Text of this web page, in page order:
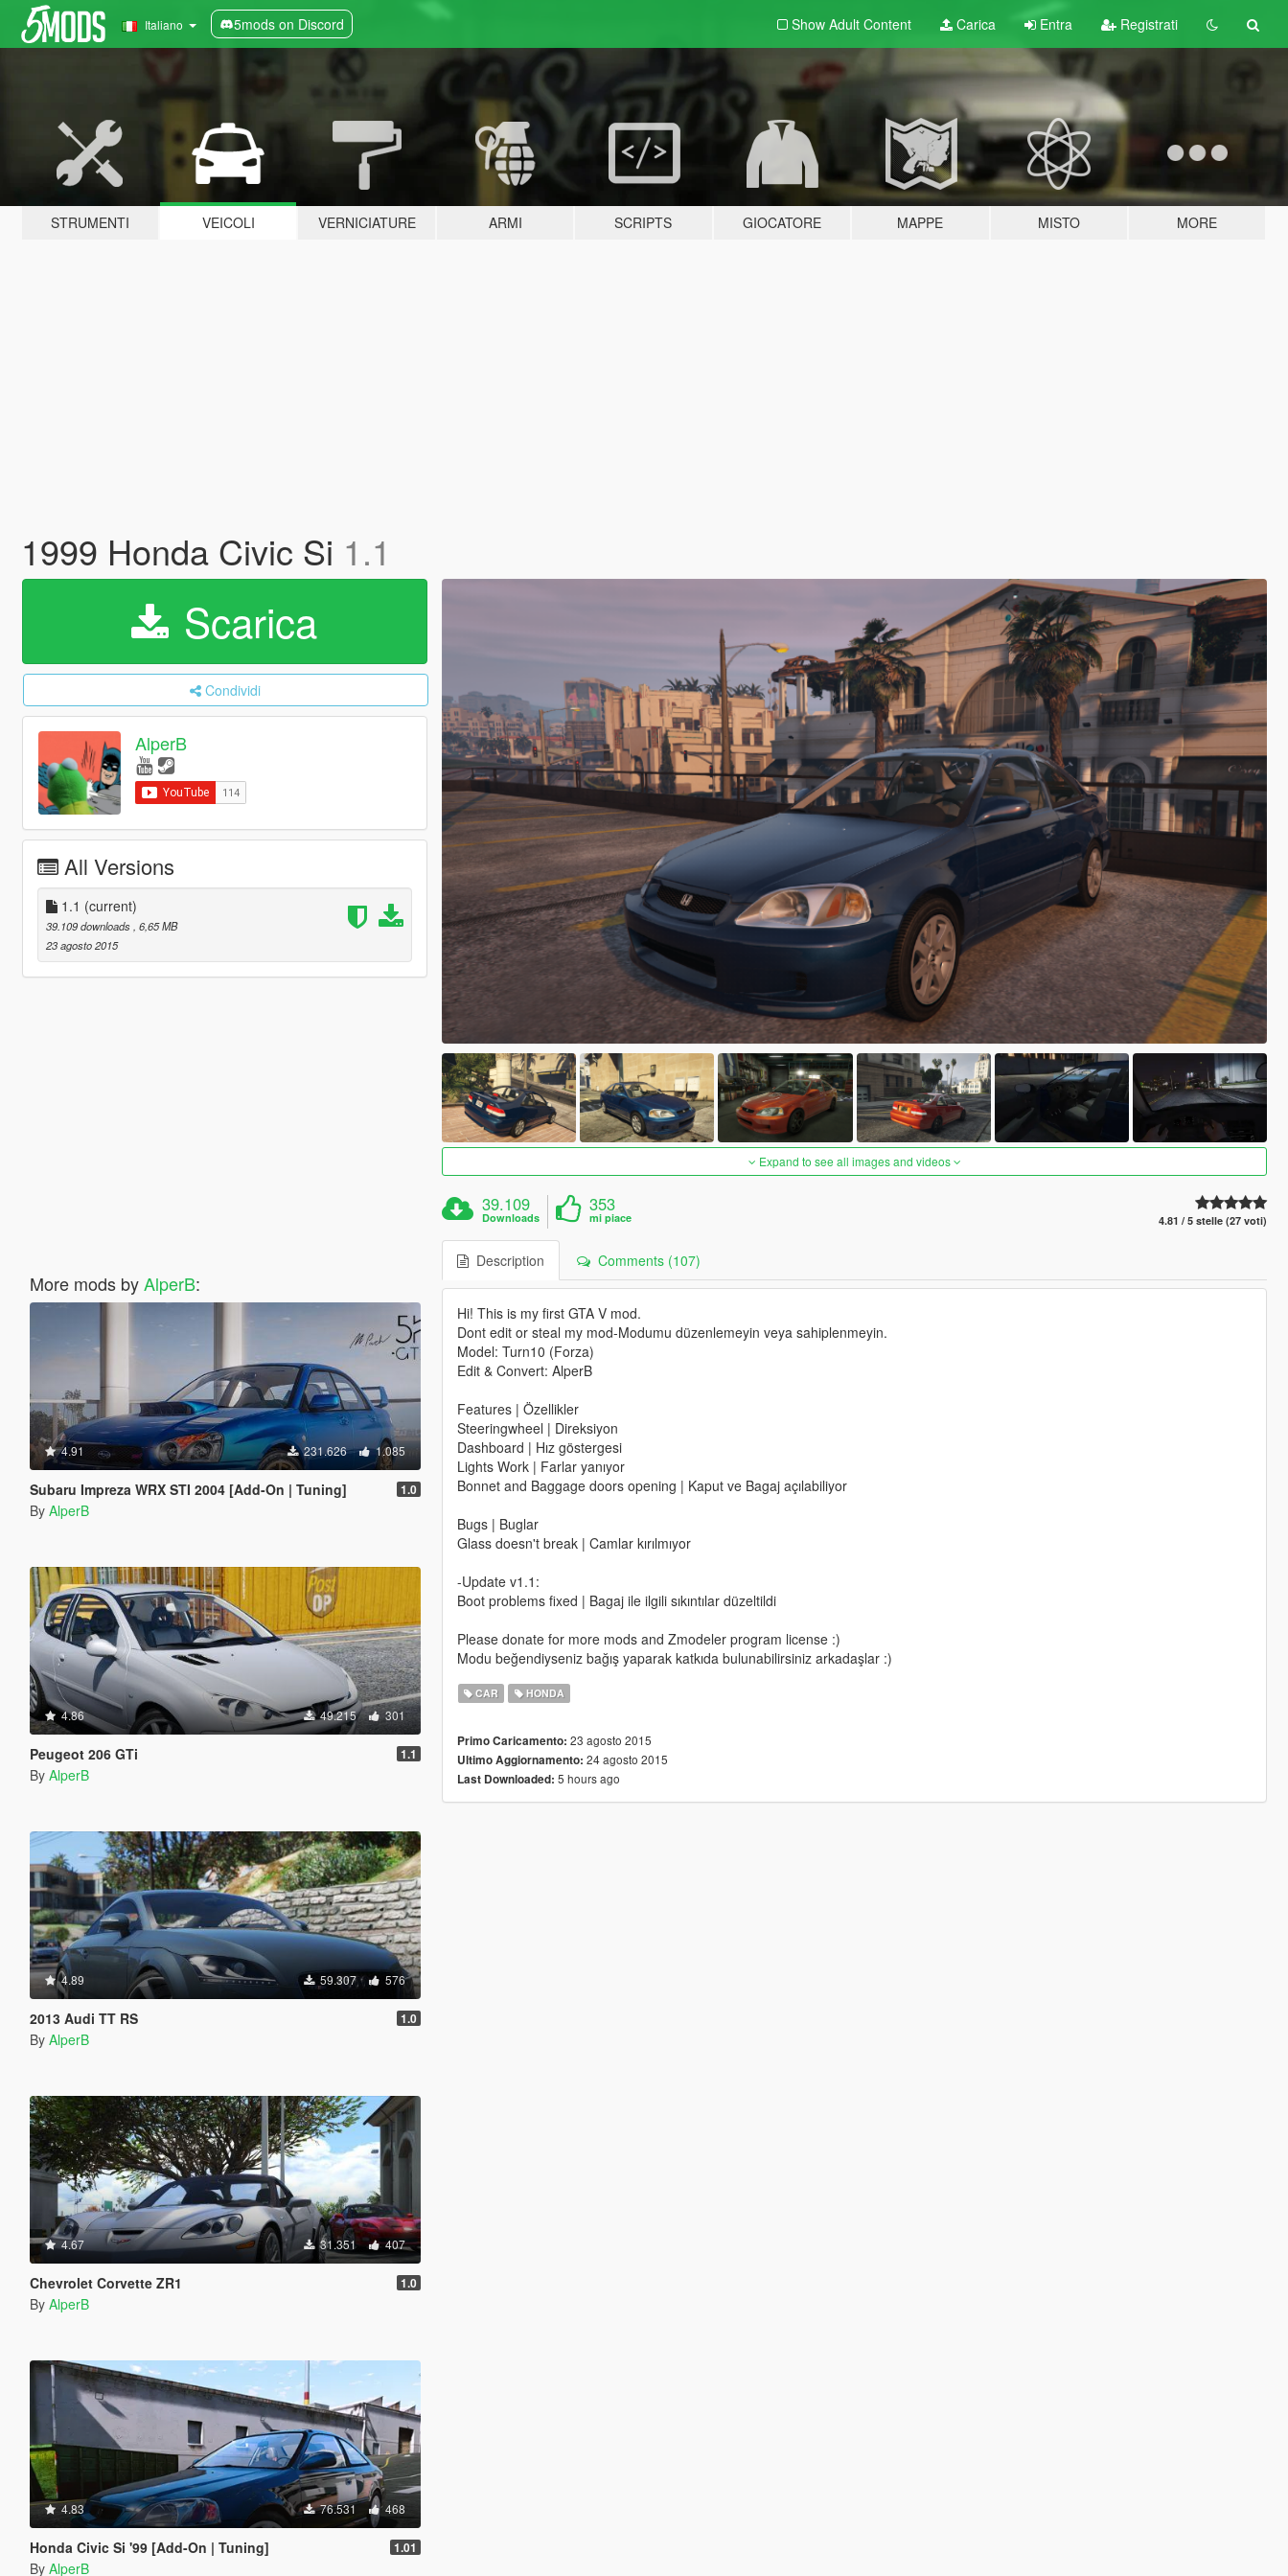
Italiano 5mods on Discord Show Adult Content Carica Entra Registrati
STRUMENTI VEICOLI VERNICIATURE ARMI SCRIPTS GIOCATORE MAPPE MISTO MORE
1999 Honda Civic Si 1.1
Scarica
Condividi
AlperB
All Versions
1.1 (current)
39.109 downloads , 6,65 MB
23 agosto 2015
More mods byAlperB:
4.91 231.626 1.085
Subaru Impreza WRX STI 2004 [Add-On | Tuning] 1.0
By AlperB
4.86 49.215 301
Peugeot 206 GTi 1.1
By AlperB
4.89 59.307 576
2013 Audi TT RS 1.0
By AlperB
4.67 31.351 407
Chevrolet Corvette ZR1 1.0
By AlperB
4.83 76.531 468
Honda Civic Si '99 [Add-On | Tuning] 1.01
By AlperB
Expand to see all images and videos
39.109
Downloads
353
mi piace 4.81 / 5 stelle (27 voti)
Description Comments (107)
Hi! This is my first GTA V mod.
Dont edit or steal my mod-Modumu düzenlemeyin veya sahiplenmeyin.
Model: Turn10 (Forza)
Edit & Convert: AlperB
Features | Özellikler
Steeringwheel | Direksiyon
Dashboard | Hız göstergesi
Lights Work | Farlar yanıyor
Bonnet and Baggage doors opening | Kaput ve Bagaj açılabiliyor
Bugs | Buglar
Glass doesn't break | Camlar kırılmıyor
-Update v1.1:
Boot problems fixed | Bagaj ile ilgili sıkıntılar düzeltildi
Please donate for more mods and Zmodeler program license :)
Modu beğendiyseniz bağış yaparak katkıda bulunabilirsiniz arkadaşlar :)
CAR HONDA
Primo Caricamento: 23 agosto 2015
Ultimo Aggiornamento: 24 agosto 2015
Last Downloaded: 5 hours ago